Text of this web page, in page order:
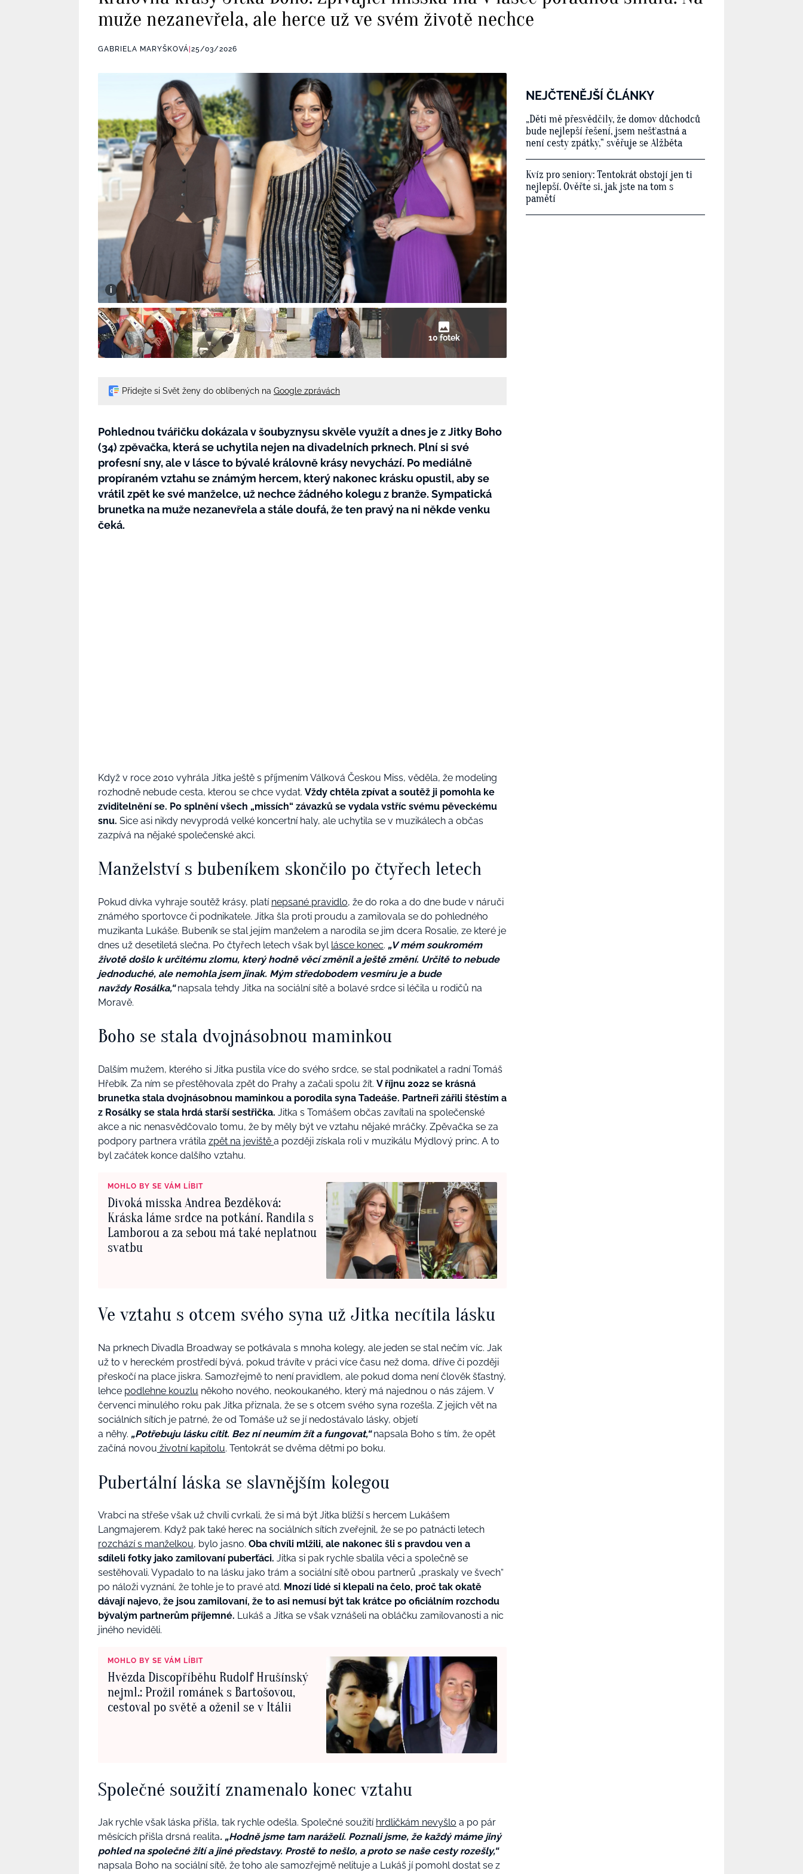
muže nezanevřela, ale herce už ve svém životě nechce
GABRIELA MARYŠKOVÁ 25/03/2026
10 fotek
Přidejte si Svět ženy do oblíbených na Google zprávách
Pohlednou tvářičku dokázala v šoubyznysu skvěle využít a dnes je z Jitky Boho
(34) zpěvačka, která se uchytila nejen na divadelních prknech. Plní si své
profesní sny, ale v lásce to bývalé královně krásy nevychází. Po mediálně
propíraném vztahu se známým hercem, který nakonec krásku opustil, aby se
vrátil zpět ke své manželce, už nechce žádného kolegu z branže. Sympatická
brunetka na muže nezanevřela a stále doufá, že ten pravý na ni někde venku
čeká.
Když v roce 2010 vyhrála Jitka ještě s příjmením Válková Českou Miss, věděla, že modeling
rozhodně nebude cesta, kterou se chce vydat. Vždy chtěla zpívat a soutěž ji pomohla ke
zviditelnění se. Po splnění všech „missích“ závazků se vydala vstříc svému pěveckému
snu. Sice asi nikdy nevyprodá velké koncertní haly, ale uchytila se v muzikálech a občas
zazpívá na nějaké společenské akci.
Manželství s bubeníkem skončilo po čtyřech letech
Pokud dívka vyhraje soutěž krásy, platí nepsané pravidlo, že do roka a do dne bude v náruči
známého sportovce či podnikatele. Jitka šla proti proudu a zamilovala se do pohledného
muzikanta Lukáše. Bubeník se stal jejím manželem a narodila se jim dcera Rosalie, ze které je
dnes už desetiletá slečna. Po čtyřech letech však byl lásce konec. „V mém soukromém
životě došlo k určitému zlomu, který hodně věcí změnil a ještě změní. Určitě to nebude
jednoduché, ale nemohla jsem jinak. Mým středobodem vesmíru je a bude
navždy Rosálka,“napsala tehdy Jitka na sociální sítě a bolavé srdce si léčila u rodičů na
Moravě.
Boho se stala dvojnásobnou maminkou
Dalším mužem, kterého si Jitka pustila více do svého srdce, se stal podnikatel a radní Tomáš
Hřebík. Za ním se přestěhovala zpět do Prahy a začali spolu žít. V říjnu 2022 se krásná
brunetka stala dvojnásobnou maminkou a porodila syna Tadeáše. Partneři zářili štěstím a
z Rosálky se stala hrdá starší sestřička. Jitka s Tomášem občas zavítali na společenské
akce a nic nenasvědčovalo tomu, že by měly být ve vztahu nějaké mráčky. Zpěvačka se za
podpory partnera vrátila zpět na jeviště a později získala roli v muzikálu Mýdlový princ. A to
byl začátek konce dalšího vztahu.
MOHLO BY SE VÁM LÍBIT
Divoká misska Andrea Bezděková:
Kráska láme srdce na potkání. Randila s
Lamborou a za sebou má také neplatnou
svatbu
Ve vztahu s otcem svého syna už Jitka necítila lásku
Na prknech Divadla Broadway se potkávala s mnoha kolegy, ale jeden se stal nečím víc. Jak
už to v hereckém prostředí bývá, pokud trávíte v práci více času než doma, dříve či později
přeskočí na place jiskra. Samozřejmě to není pravidlem, ale pokud doma není člověk šťastný,
lehce podlehne kouzlu někoho nového, neokoukaného, který má najednou o nás zájem. V
červenci minulého roku pak Jitka přiznala, že se s otcem svého syna rozešla. Z jejích vět na
sociálních sítích je patrné, že od Tomáše už se jí nedostávalo lásky, objetí
a něhy. „Potřebuju lásku cítit. Bez ní neumím žít a fungovat,“napsala Boho s tím, že opět
začíná novou životní kapitolu. Tentokrát se dvěma dětmi po boku.
Pubertální láska se slavnějším kolegou
Vrabci na střeše však už chvíli cvrkali, že si má být Jitka bližší s hercem Lukášem
Langmajerem. Když pak také herec na sociálních sítích zveřejnil, že se po patnácti letech
rozchází s manželkou, bylo jasno. Oba chvíli mlžili, ale nakonec šli s pravdou ven a
sdíleli fotky jako zamilovaní puberťáci. Jitka si pak rychle sbalila věci a společně se
sestěhovali. Vypadalo to na lásku jako trám a sociální sítě obou partnerů „praskaly ve švech“
po náloži vyznání, že tohle je to pravé atd. Mnozí lidé si klepali na čelo, proč tak okatě
dávají najevo, že jsou zamilovaní, že to asi nemusí být tak krátce po oficiálním rozchodu
bývalým partnerům příjemné. Lukáš a Jitka se však vznášeli na obláčku zamilovanosti a nic
jiného neviděli.
MOHLO BY SE VÁM LÍBIT
Hvězda Discopříběhu Rudolf Hrušínský
nejml.: Prožil románek s Bartošovou,
cestoval po světě a oženil se v Itálii
Společné soužití znamenalo konec vztahu
Jak rychle však láska přišla, tak rychle odešla. Společné soužití hrdličkám nevyšlo a po pár
měsících přišla drsná realita. „Hodně jsme tam naráželi. Poznali jsme, že každý máme jiný
pohled na společné žití a jiné představy. Prostě to nešlo, a proto se naše cesty rozešly,“
napsala Boho na sociální sítě, že toho ale samozřejmě nelituje a Lukáš jí pomohl dostat se z
NEJČTENĚJŠÍ ČLÁNKY
„Děti mě přesvědčily, že domov důchodců
bude nejlepší řešení, jsem nešťastná a
není cesty zpátky,“ svěřuje se Alžběta
Kvíz pro seniory: Tentokrát obstojí jen ti
nejlepší. Ověřte si, jak jste na tom s
pamětí